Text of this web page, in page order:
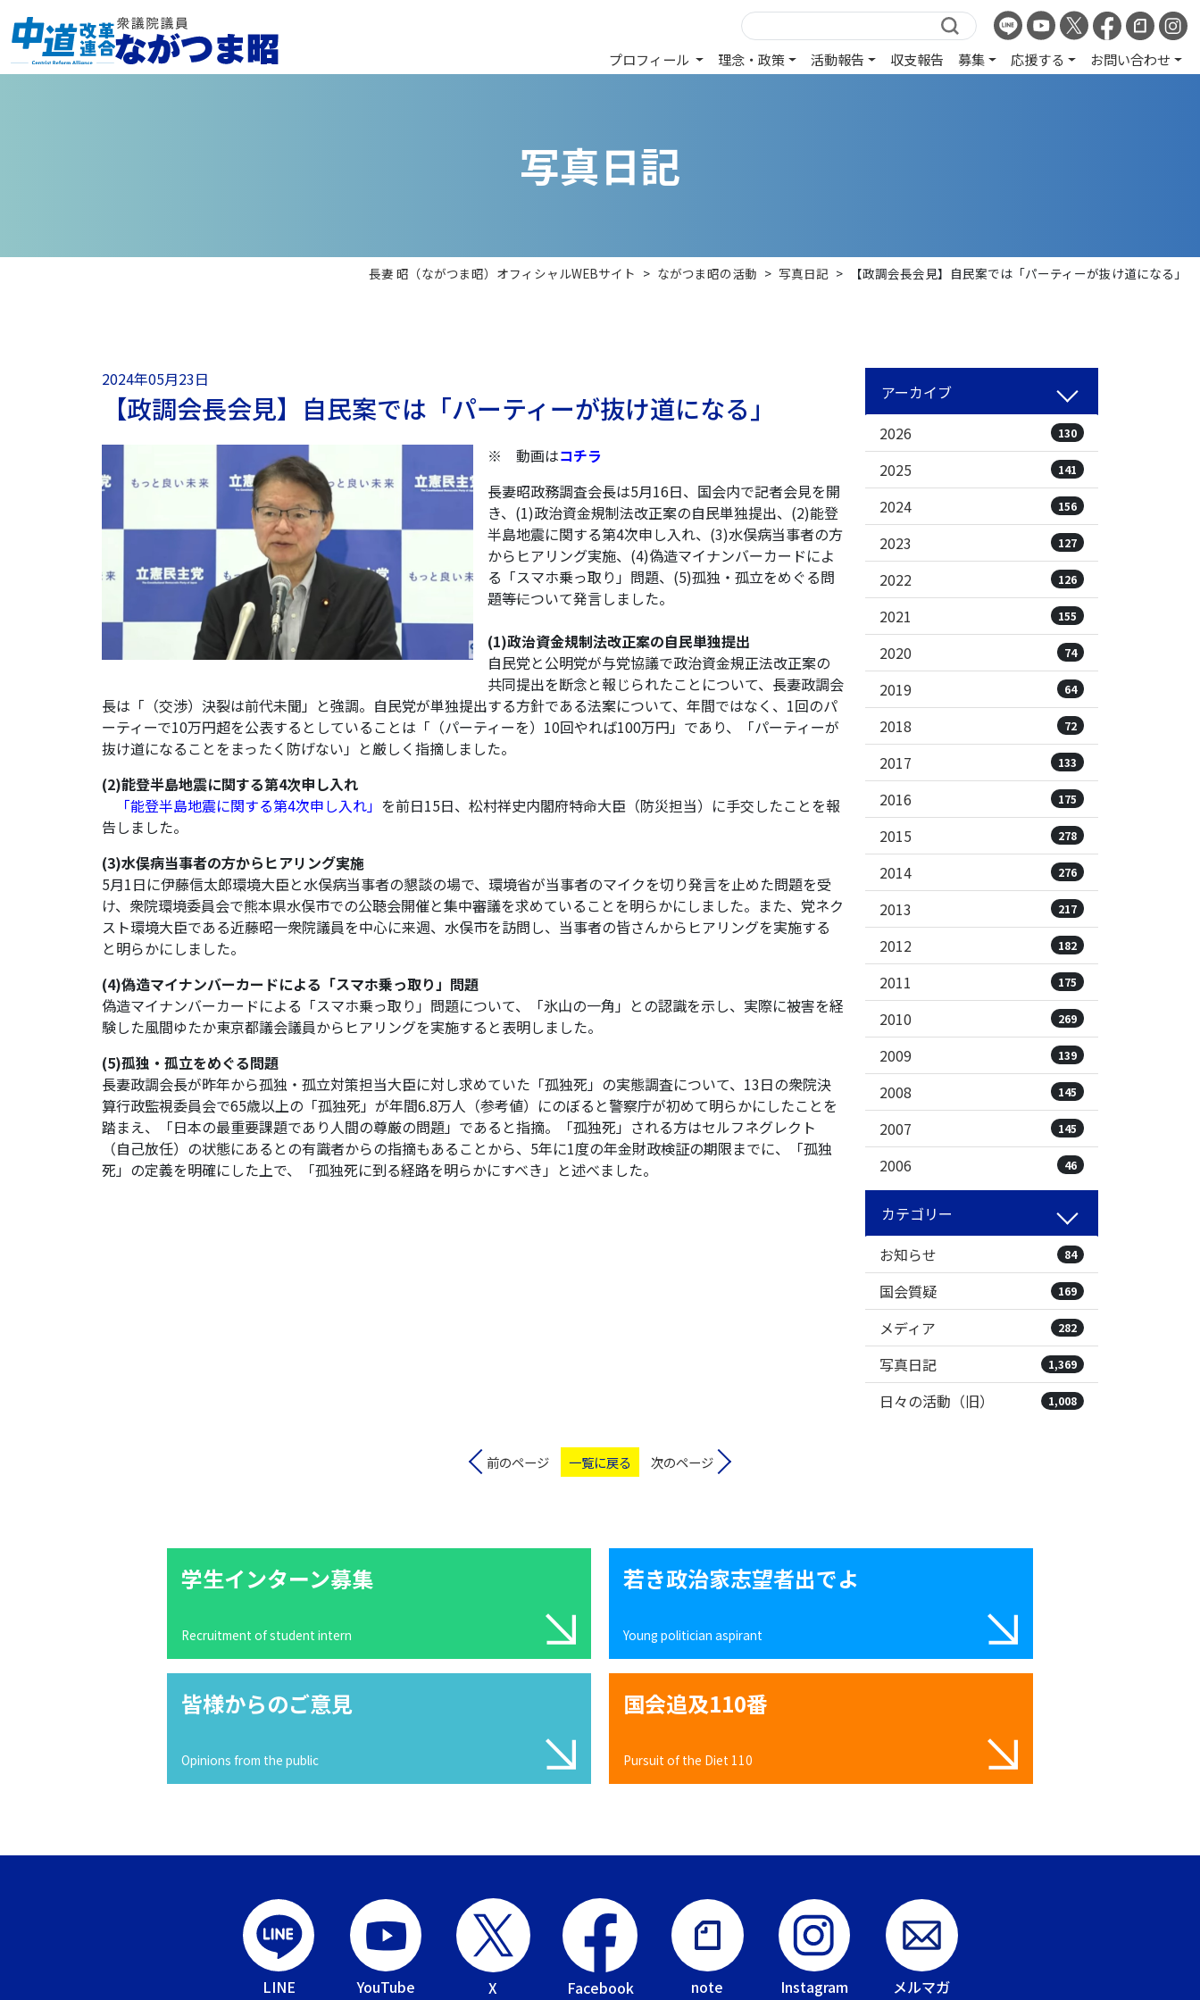
プロフィール 理念・政策 活動報告 収支報告 募集 応援する お問い合わせ
写真日記
長妻 昭（ながつま昭）オフィシャルWEBサイト > ながつま昭の活動 > 写真日記 > 【政調会長会見】自民案では「パーティーが抜け道になる」
2024年05月23日
【政調会長会見】自民案では「パーティーが抜け道になる」
※ 動画はコチラ
長妻昭政務調査会長は5月16日、国会内で記者会見を開
き、(1)政治資金規制法改正案の自民単独提出、(2)能登
半島地震に関する第4次申し入れ、(3)水俣病当事者の方
からヒアリング実施、(4)偽造マイナンバーカードによ
る「スマホ乗っ取り」問題、(5)孤独・孤立をめぐる問
題――等について発言しました。
(1)政治資金規制法改正案の自民単独提出
自民党と公明党が与党協議で政治資金規正法改正案の
共同提出を断念と報じられたことについて、長妻政調会
長は「（交渉）決裂は前代未聞」と強調。自民党が単独提出する方針である法案について、年間ではなく、1回のパ
ーティーで10万円超を公表するとしていることは「（パーティーを）10回やれば100万円」であり、「パーティーが
抜け道になることをまったく防げない」と厳しく指摘しました。
(2)能登半島地震に関する第4次申し入れ
「能登半島地震に関する第4次申し入れ」 を前日15日、松村祥史内閣府特命大臣（防災担当）に手交したことを報
告しました。
(3)水俣病当事者の方からヒアリング実施
5月1日に伊藤信太郎環境大臣と水俣病当事者の懇談の場で、環境省が当事者のマイクを切り発言を止めた問題を受
け、衆院環境委員会で熊本県水俣市での公聴会開催と集中審議を求めていることを明らかにしました。また、党ネク
スト環境大臣である近藤昭一衆院議員を中心に来週、水俣市を訪問し、当事者の皆さんからヒアリングを実施する
と明らかにしました。
(4)偽造マイナンバーカードによる「スマホ乗っ取り」問題
偽造マイナンバーカードによる「スマホ乗っ取り」問題について、「氷山の一角」との認識を示し、実際に被害を経
験した風間ゆたか東京都議会議員からヒアリングを実施すると表明しました。
(5)孤独・孤立をめぐる問題
長妻政調会長が昨年から孤独・孤立対策担当大臣に対し求めていた「孤独死」の実態調査について、13日の衆院決
算行政監視委員会で65歳以上の「孤独死」が年間6.8万人（参考値）にのぼると警察庁が初めて明らかにしたことを
踏まえ、「日本の最重要課題であり人間の尊厳の問題」であると指摘。「孤独死」される方はセルフネグレクト
（自己放任）の状態にあるとの有識者からの指摘もあることから、5年に1度の年金財政検証の期限までに、「孤独
死」の定義を明確にした上で、「孤独死に到る経路を明らかにすべき」と述べました。
アーカイブ
2026
130
2025 141
2024 156
2023 127
2022 126
2021 155
2020 74
2019 64
2018 72
2017 133
2016 175
2015 278
2014 276
2013 217
2012 182
2011 175
2010 269
2009 139
2008 145
2007 145
2006 46
カテゴリー
お知らせ
84
国会質疑 169
メディア 282
写真日記 1,369
日々の活動（旧） 1,008
前のページ 一覧に戻る 次のページ
学生インターン募集
Recruitment of student intern
若き政治家志望者出でよ
Young politician aspirant
皆様からのご意見
Opinions from the public
国会追及110番
Pursuit of the Diet 110
LINE YouTube X Facebook note Instagram メルマガ